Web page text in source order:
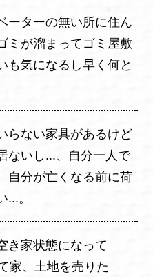
ーターの無い所に住ん
ミが溜まってゴミ屋敷
も気になるし早く何と
らない家具があるけど
ないし...、自分一人で
自分が亡くなる前に荷
。
き家状態になって
家、土地を売りた